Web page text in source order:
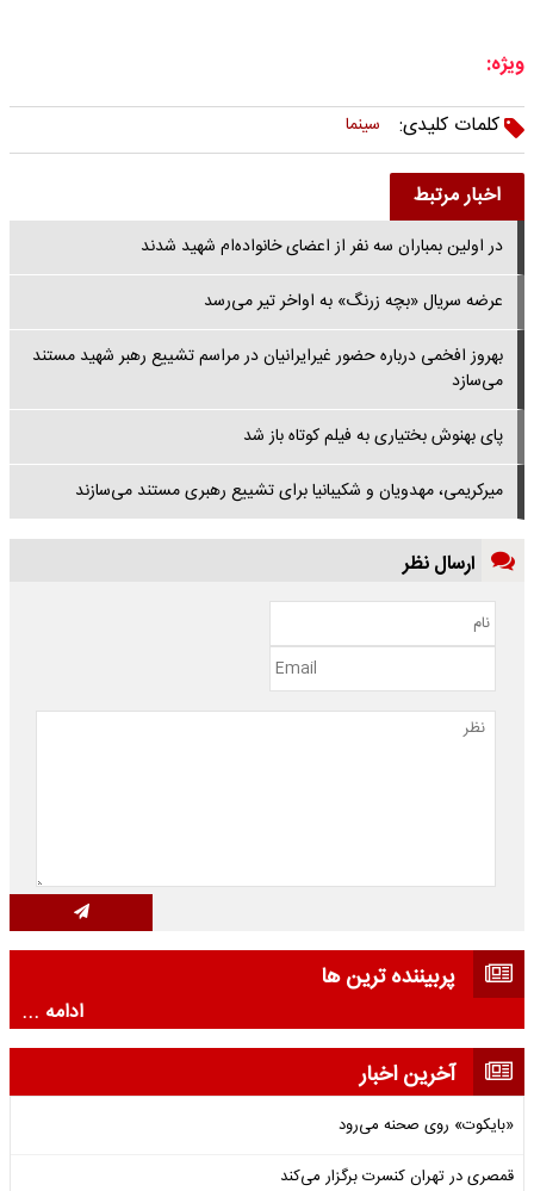
ویژه:
کلمات کلیدی:
سینما
اخبار مرتبط
در اولین بمباران سه نفر از اعضای خانواده‌ام شهید شدند
عرضه سریال «بچه‌ زرنگ» به اواخر تیر می‌رسد
بهروز افخمی درباره حضور غیرایرانیان در مراسم تشییع رهبر شهید مستند
می‌سازد
پای بهنوش بختیاری به فیلم کوتاه باز شد
میرکریمی، مهدویان و شکیبانیا برای تشییع رهبری مستند می‌سازند
ارسال نظر
پربیننده ترین ها
ادامه ...
آخرین اخبار
«بایکوت» روی صحنه می‌رود
قمصری در تهران کنسرت برگزار می‌کند